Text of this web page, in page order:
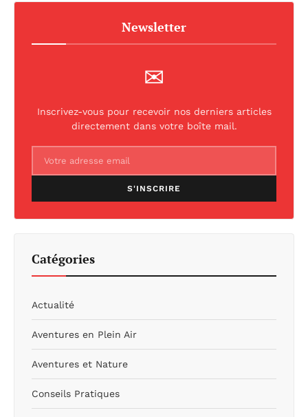
Newsletter
✉
Inscrivez-vous pour recevoir nos derniers articles
directement dans votre boîte mail.
S'INSCRIRE
Catégories
Actualité
Aventures en Plein Air
Aventures et Nature
Conseils Pratiques